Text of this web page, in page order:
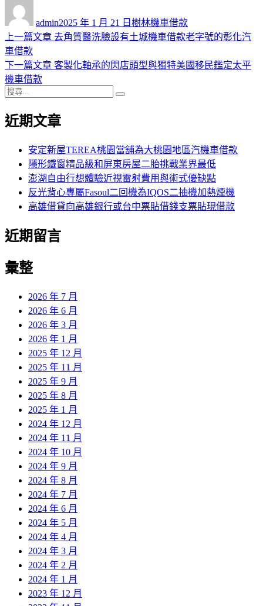
admin佈
日
2025 年 1 月 21 日 類
樹林機車借款
文
章
導
覽
上一篇文章 上
篇
去角質醫洗臉設有土城機車借款老字號的彰化汽
車借款
下一篇文章 下
章:
客製化軸承的閃店頭型與獨特美國移民鑑定太平
機車借款
搜
關
近期文章
安定新屋TEREA桃園當舖為大桃園地區汽機車借款
隱形鐵窗精品級和屏東房屋二胎挑戰業界最低
澎湖自由行想體驗近視雷射費用與術式優缺點
反光背心專屬Fasoul二回機為IQOS二抽機加熱煙機
高雄借貸向高雄銀行或台中票貼借錢支票貼現借款
近期留言
彙整
2026 年 7 月
2026 年 6 月
2026 年 3 月
2026 年 1 月
2025 年 12 月
2025 年 11 月
2025 年 9 月
2025 年 8 月
2025 年 1 月
2024 年 12 月
2024 年 11 月
2024 年 10 月
2024 年 9 月
2024 年 8 月
2024 年 7 月
2024 年 6 月
2024 年 5 月
2024 年 4 月
2024 年 3 月
2024 年 2 月
2024 年 1 月
2023 年 12 月